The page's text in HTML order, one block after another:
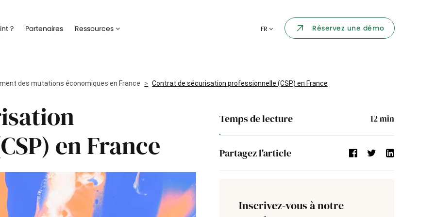
? Partenaires Ressources FR Réservez une démo
des mutations économiques en France Contrat de sécurisation professionnelle (CSP) en France
en France
Temps de lecture 12min
Partagez l'article
Inscrivez-vous à notre
la gestion de votre processus de
collaborateur
meilleur suivi des parcours de
Digitalisez les demandes et le suivi des
collaborateur